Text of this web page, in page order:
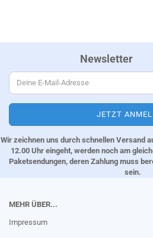
Newsletter
Wir zeichnen uns durch schnellen Versand
12.00 Uhr eingeht, werden noch am
Paketsendungen, deren Zahlung muss
sein.
MEHR ÜBER...
Impressum